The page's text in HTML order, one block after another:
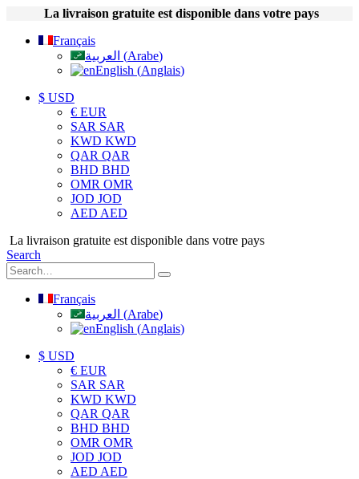
La livraison gratuite est disponible dans votre pays
Français
العربية (Arabe)
English (Anglais)
$ USD
€ EUR
SAR SAR
KWD KWD
QAR QAR
BHD BHD
OMR OMR
JOD JOD
AED AED
La livraison gratuite est disponible dans votre pays
Search
Français
العربية (Arabe)
English (Anglais)
$ USD
€ EUR
SAR SAR
KWD KWD
QAR QAR
BHD BHD
OMR OMR
JOD JOD
AED AED